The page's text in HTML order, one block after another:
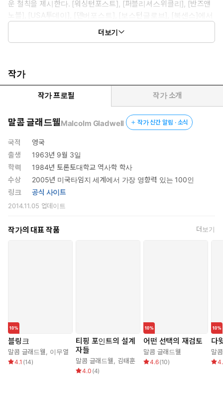
운 철칙을 제시한다. [워싱턴포스트], [퍼블리셔스위클리], [반즈앤
노블], [USA투데이], [덴버포스트], [보스턴글로브], [북센스]에서
1위를 했으며 조선일보, 동아일보, 한겨레, 한국일보 올해의 책으
로 선정되었고 삼성경제연구소 CEO 필독서, LG CEO 추천도서
더보기
작가
작가 프로필 작가 소개
말콤 글래드웰Malcolm Gladwell 작가 신간 알림 · 소식
국적
영국
출생
1963년 9월 3일
학력
1984년 토론토대학교 역사학 학사
수상
2005년 미국타임지 세계에서 가장 영향력 있는 100인
링크
공식 사이트
2014.11.05 업데이트
작가의 대표 작품 더보기
블링크
말콤 글래드웰, 이무열
4.1 (14)
티핑 포인트의 설계
자들
말콤 글래드웰, 김태훈
4.0 (4)
어떤 선택의 재검토
말콤 글래드웰
4.6(10)
다
말